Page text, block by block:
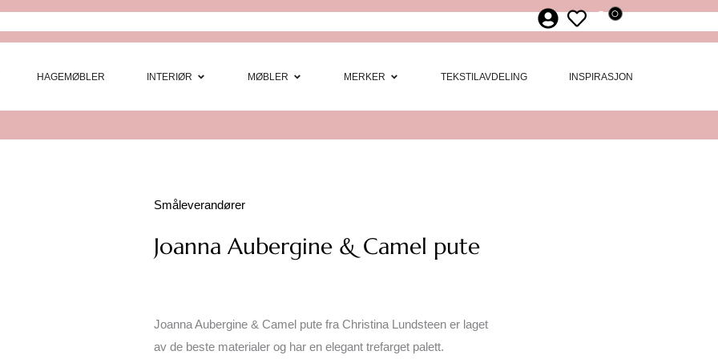
0
HAGEMØBLER INTERIØR Open Interiør
MØBLER Open Møbler
MERKER Open Merker
TEKSTILAVDELING INSPIRASJON
Småleverandører
Joanna Aubergine & Camel pute
Joanna Aubergine & Camel pute fra Christina Lundsteen er laget
av de beste materialer og har en elegant trefarget palett.